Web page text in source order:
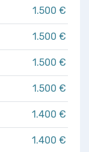
1.500 €
1.500 €
1.500 €
1.500 €
1.400 €
1.400 €